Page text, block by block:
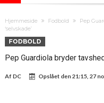
Æraens slutning: Farvel til
Hjemmeside Fodbold
Pep
‘selvskade’
FODBOLD
Pep Guardiola bryder
Af DC Opslået den21:15, 27